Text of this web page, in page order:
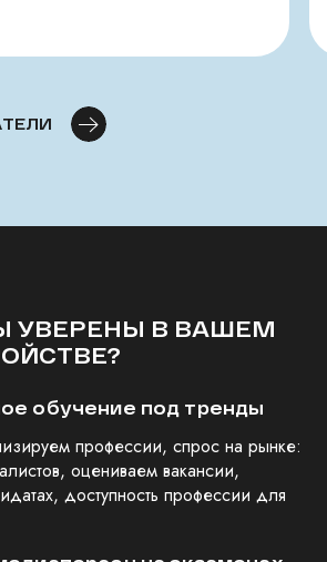
УВЕРЕНЫ В ВАШЕМ
обучение под тренды
профессии, спрос на рынке:
оцениваем вакансии,
доступность профессии для